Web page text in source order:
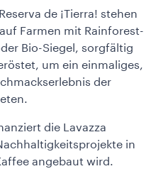
de ¡Tierra! stehen
Farmen mit Rainforest-
Bio-Siegel, sorgfältig
um ein einmaliges,
der
die Lavazza
in
angebaut wird.